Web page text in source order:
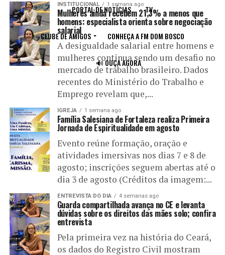
PORTAL DE NOTÍCIAS TV
CLUBE DE AMIGOS CONHEÇA A FM DOM BOSCO
🔊 OUÇA AGORA
INSTITUCIONAL 1 semana ago
Mulheres ainda recebem 21,3% a menos que
homens: especialista orienta sobre negociação
salarial
A desigualdade salarial entre homens e
mulheres continua sendo um desafio no
mercado de trabalho brasileiro. Dados
recentes do Ministério do Trabalho e
Emprego revelam que,...
IGREJA 1 semana ago
Família Salesiana de Fortaleza realiza Primeira
Jornada de Espiritualidade em agosto
Evento reúne formação, oração e
atividades imersivas nos dias 7 e 8 de
agosto; inscrições seguem abertas até o
dia 3 de agosto (Créditos da imagem:...
ENTREVISTA DO DIA 4 semanas ago
Guarda compartilhada avança no CE e levanta
dúvidas sobre os direitos das mães solo; confira
entrevista
Pela primeira vez na história do Ceará,
os dados do Registro Civil mostram